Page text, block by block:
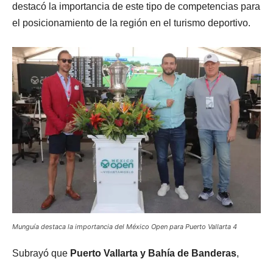
destacó la importancia de este tipo de competencias para
el posicionamiento de la región en el turismo deportivo.
Munguía destaca la importancia del México Open para Puerto Vallarta 4
Subrayó que Puerto Vallarta y Bahía de Banderas,